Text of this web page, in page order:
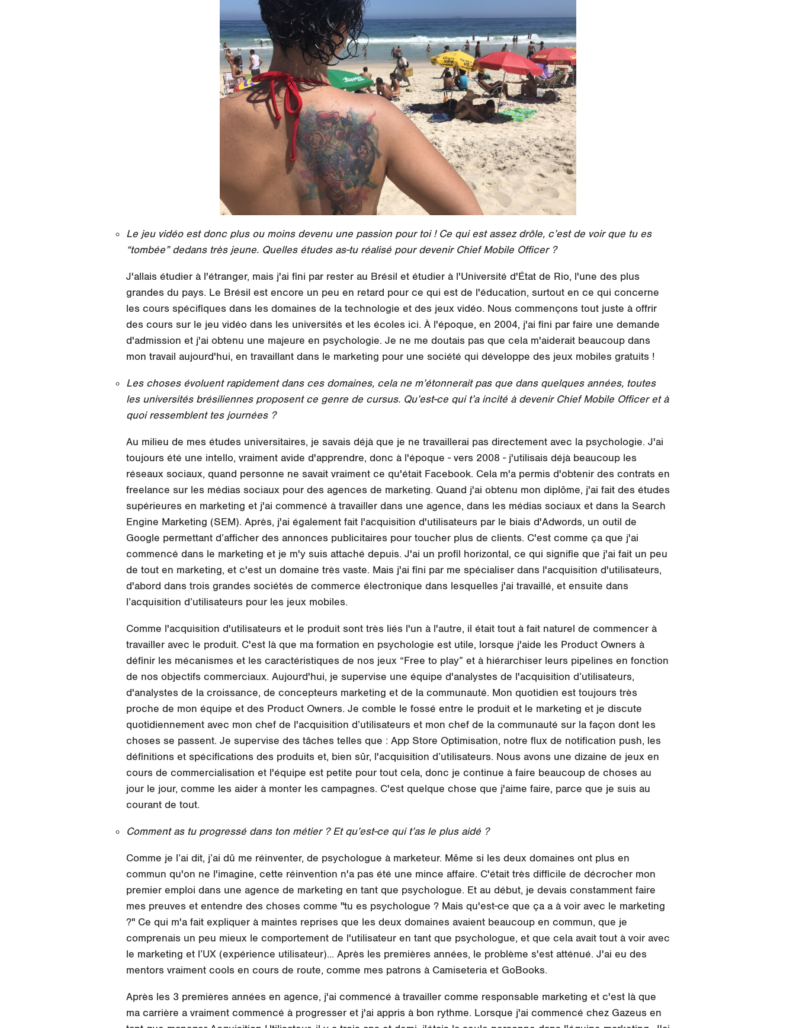
Le jeu vidéo est donc plus ou moins devenu une passion pour toi ! Ce qui est assez drôle, c’est de voir que tu es
“tombée” dedans très jeune. Quelles études as-tu réalisé pour devenir Chief Mobile Officer ?
J'allais étudier à l'étranger, mais j'ai fini par rester au Brésil et étudier à l'Université d'État de Rio, l'une des plus
grandes du pays. Le Brésil est encore un peu en retard pour ce qui est de l'éducation, surtout en ce qui concerne
les cours spécifiques dans les domaines de la technologie et des jeux vidéo. Nous commençons tout juste à offrir
des cours sur le jeu vidéo dans les universités et les écoles ici. À l'époque, en 2004, j'ai fini par faire une demande
d'admission et j'ai obtenu une majeure en psychologie. Je ne me doutais pas que cela m'aiderait beaucoup dans
mon travail aujourd'hui, en travaillant dans le marketing pour une société qui développe des jeux mobiles gratuits !
Les choses évoluent rapidement dans ces domaines, cela ne m’étonnerait pas que dans quelques années, toutes
les universités brésiliennes proposent ce genre de cursus. Qu’est-ce qui t’a incité à devenir Chief Mobile Officer et à
quoi ressemblent tes journées ?
Au milieu de mes études universitaires, je savais déjà que je ne travaillerai pas directement avec la psychologie. J'ai
toujours été une intello, vraiment avide d'apprendre, donc à l'époque - vers 2008 - j'utilisais déjà beaucoup les
réseaux sociaux, quand personne ne savait vraiment ce qu'était Facebook. Cela m'a permis d'obtenir des contrats en
freelance sur les médias sociaux pour des agences de marketing. Quand j'ai obtenu mon diplôme, j'ai fait des études
supérieures en marketing et j'ai commencé à travailler dans une agence, dans les médias sociaux et dans la Search
Engine Marketing (SEM). Après, j'ai également fait l'acquisition d'utilisateurs par le biais d'Adwords, un outil de
Google permettant d’afficher des annonces publicitaires pour toucher plus de clients. C'est comme ça que j'ai
commencé dans le marketing et je m'y suis attaché depuis. J'ai un profil horizontal, ce qui signifie que j'ai fait un peu
de tout en marketing, et c'est un domaine très vaste. Mais j'ai fini par me spécialiser dans l'acquisition d'utilisateurs,
d'abord dans trois grandes sociétés de commerce électronique dans lesquelles j'ai travaillé, et ensuite dans
l’acquisition d’utilisateurs pour les jeux mobiles.
Comme l'acquisition d'utilisateurs et le produit sont très liés l'un à l'autre, il était tout à fait naturel de commencer à
travailler avec le produit. C'est là que ma formation en psychologie est utile, lorsque j'aide les Product Owners à
définir les mécanismes et les caractéristiques de nos jeux “Free to play” et à hiérarchiser leurs pipelines en fonction
de nos objectifs commerciaux. Aujourd'hui, je supervise une équipe d'analystes de l'acquisition d’utilisateurs,
d'analystes de la croissance, de concepteurs marketing et de la communauté. Mon quotidien est toujours très
proche de mon équipe et des Product Owners. Je comble le fossé entre le produit et le marketing et je discute
quotidiennement avec mon chef de l'acquisition d’utilisateurs et mon chef de la communauté sur la façon dont les
choses se passent. Je supervise des tâches telles que : App Store Optimisation, notre flux de notification push, les
définitions et spécifications des produits et, bien sûr, l'acquisition d’utilisateurs. Nous avons une dizaine de jeux en
cours de commercialisation et l'équipe est petite pour tout cela, donc je continue à faire beaucoup de choses au
jour le jour, comme les aider à monter les campagnes. C'est quelque chose que j'aime faire, parce que je suis au
courant de tout.
Comment as tu progressé dans ton métier ? Et qu’est-ce qui t’as le plus aidé ?
Comme je l’ai dit, j’ai dû me réinventer, de psychologue à marketeur. Même si les deux domaines ont plus en
commun qu'on ne l'imagine, cette réinvention n'a pas été une mince affaire. C'était très difficile de décrocher mon
premier emploi dans une agence de marketing en tant que psychologue. Et au début, je devais constamment faire
mes preuves et entendre des choses comme "tu es psychologue ? Mais qu'est-ce que ça a à voir avec le marketing
?" Ce qui m'a fait expliquer à maintes reprises que les deux domaines avaient beaucoup en commun, que je
comprenais un peu mieux le comportement de l'utilisateur en tant que psychologue, et que cela avait tout à voir avec
le marketing et l’UX (expérience utilisateur)... Après les premières années, le problème s'est atténué. J'ai eu des
mentors vraiment cools en cours de route, comme mes patrons à Camiseteria et GoBooks.
Après les 3 premières années en agence, j'ai commencé à travailler comme responsable marketing et c'est là que
ma carrière a vraiment commencé à progresser et j'ai appris à bon rythme. Lorsque j'ai commencé chez Gazeus en